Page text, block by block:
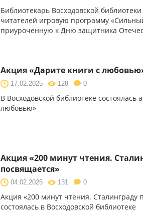
Библиотекарь Восходовской
читателей игровую программу
приуроченную к Дню защитника
Акция «Дарите книги с
17.02.2025 128 0
В Восходовской библиотеке состоялась
любовью»
Акция «200 минут чтения.
посвящается»
04.02.2025 131 0
Акция «200 минут чтения. Сталинграду
состоялась в Восходовской